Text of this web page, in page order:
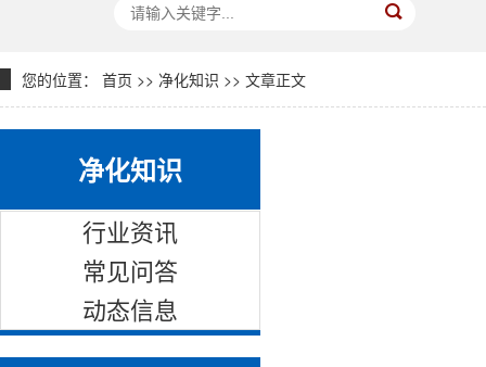
您的位置： 首页 >> 净化知识 >> 文章正文
净化知识
行业资讯
常见问答
动态信息